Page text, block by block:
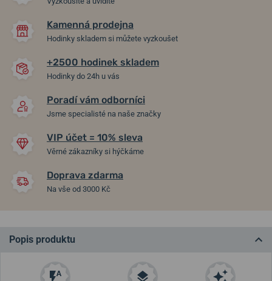
Kamenná prodejna
Hodinky skladem si můžete vyzkoušet
+2500 hodinek skladem
Hodinky do 24h u vás
Poradí vám odborníci
Jsme specialisté na naše značky
VIP účet = 10% sleva
Věrné zákazníky si hýčkáme
Doprava zdarma
Na vše od 3000 Kč
Popis produktu